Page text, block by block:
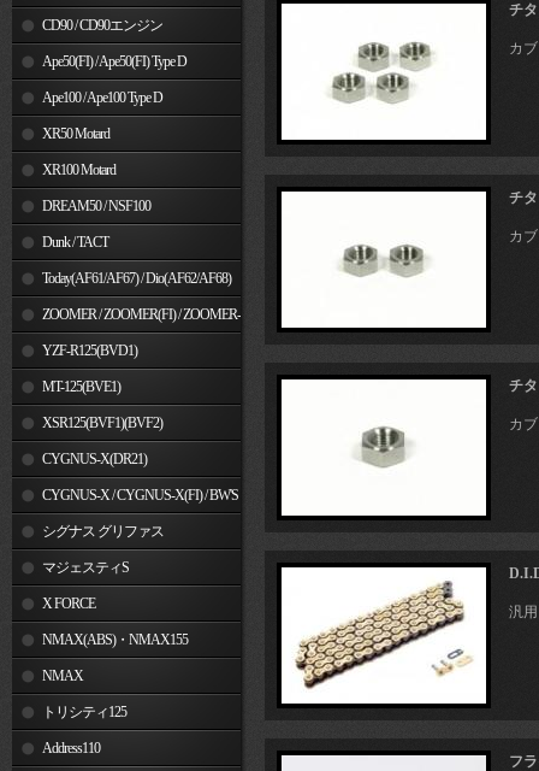
CD90 / CD90エンジン
Ape50(FI) / Ape50(FI) Type D
Ape100 / Ape100 Type D
XR50 Motard
XR100 Motard
DREAM50 / NSF100
Dunk / TACT
Today(AF61/AF67) / Dio(AF62/AF68)
ZOOMER / ZOOMER(FI) / ZOOMER-
YZF-R125(BVD1)
MT-125(BVE1)
XSR125(BVF1)(BVF2)
CYGNUS-X(DR21)
CYGNUS-X / CYGNUS-X(FI) / BW'S
125 シグナス グリファス
マジェスティS
X FORCE
NMAX(ABS)・NMAX155
NMAX
トリシティ125
Address110
チ
カ
チ
カ
チ
カ
汎用
フ